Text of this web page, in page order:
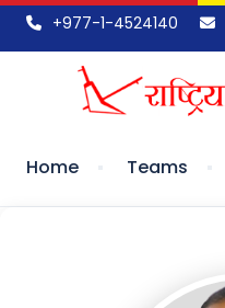
+977-1-4524140
Home Teams